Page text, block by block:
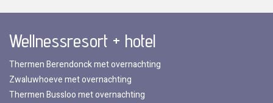
Wellnessresort + hotel
Thermen Berendonck met overnachting
Zwaluwhoeve met overnachting
Thermen Bussloo met overnachting